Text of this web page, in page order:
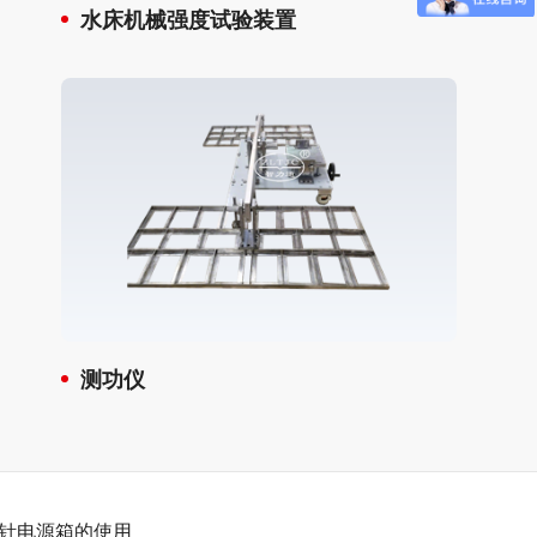
水床机械强度试验装置
测功仪
电源箱的使用